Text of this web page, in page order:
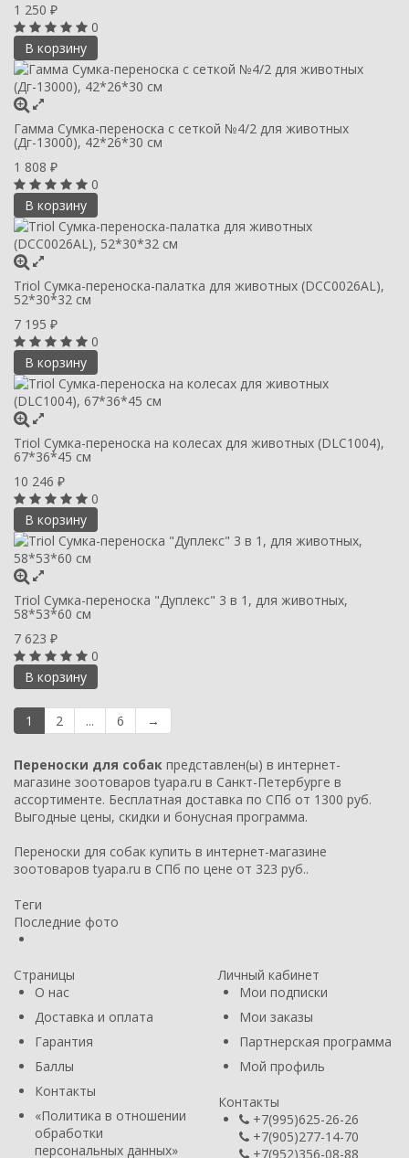
1 250 ₽
0
В корзину
Гамма Сумка-переноска с сеткой №4/2 для животных
(Дг-13000), 42*26*30 см
1 808 ₽
0
В корзину
Triol Сумка-переноска-палатка для животных (DCC0026AL),
52*30*32 см
7 195 ₽
0
В корзину
Triol Сумка-переноска на колесах для животных (DLC1004),
67*36*45 см
10 246 ₽
0
В корзину
Triol Сумка-переноска "Дуплекс" 3 в 1, для животных,
58*53*60 см
7 623 ₽
0
В корзину
1 2 ... 6 →
Переноски для собак представлен(ы) в интернет-
магазине зоотоваров tyapa.ru в Санкт-Петербурге в
ассортименте. Бесплатная доставка по СПб от 1300 руб.
Выгодные цены, скидки и бонусная программа.
Переноски для собак купить в интернет-магазине
зоотоваров tyapa.ru в СПб по цене от 323 руб..
Теги
Последние фото
Страницы
О нас
Доставка и оплата
Гарантия
Баллы
Контакты
​«Политика в отношении
обработки
персональных данных»
Личный кабинет
Мои подписки
Мои заказы
Партнерская программа
Мой профиль
Контакты
+7(995)625-26-26
+7(905)277-14-70
+7(952)356-08-88